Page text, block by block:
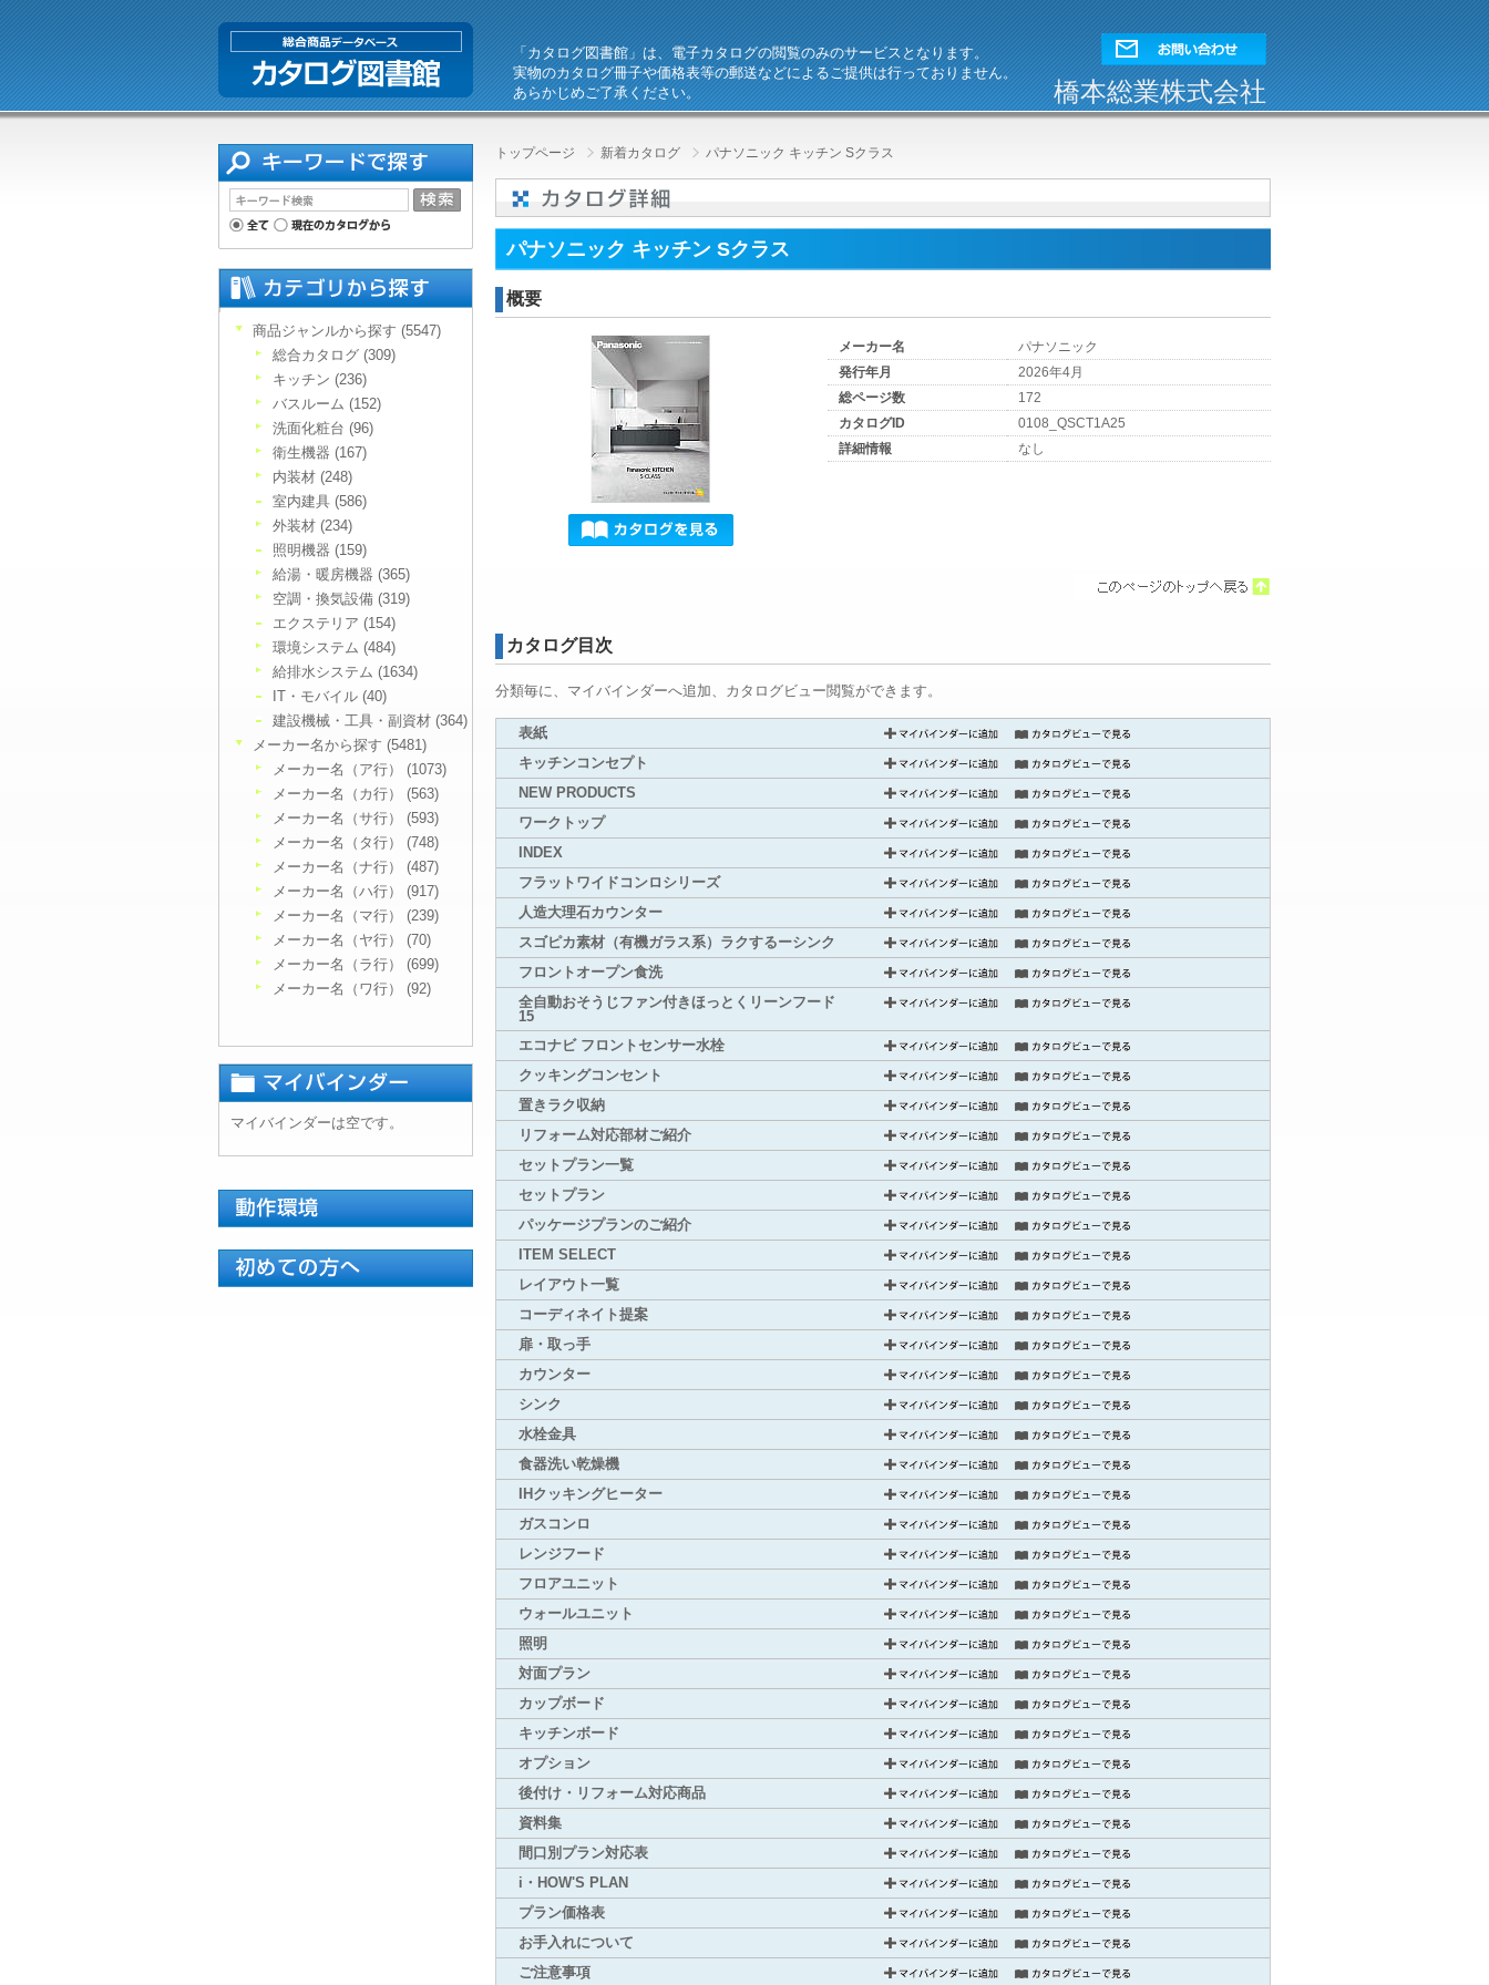
「カタログ図書館」は、電子カタログの閲覧のみのサービスとなります。
実物のカタログ冊子や価格表等の郵送などによるご提供は行っておりません。
あらかじめご了承ください。
橋本総業株式会社
トップページ 新着カタログ パナソニック キッチン Sクラス
パナソニック キッチン Sクラス
概要
メーカー名
パナソニック
発行年月
2026年4月
総ページ数
172
カタログID
0108_QSCT1A25
詳細情報
なし
カタログ目次
分類毎に、マイバインダーへ追加、カタログビュー閲覧ができます。
表紙
キッチンコンセプト
NEW PRODUCTS
ワークトップ
INDEX
フラットワイドコンロシリーズ
人造大理石カウンター
スゴピカ素材（有機ガラス系）ラクするーシンク
フロントオープン食洗
全自動おそうじファン付きほっとくリーンフード
15
エコナビ フロントセンサー水栓
クッキングコンセント
置きラク収納
リフォーム対応部材ご紹介
セットプラン一覧
セットプラン
パッケージプランのご紹介
ITEM SELECT
レイアウト一覧
コーディネイト提案
扉・取っ手
カウンター
シンク
水栓金具
食器洗い乾燥機
IHクッキングヒーター
ガスコンロ
レンジフード
フロアユニット
ウォールユニット
照明
対面プラン
カップボード
キッチンボード
オプション
後付け・リフォーム対応商品
資料集
間口別プラン対応表
i・HOW'S PLAN
プラン価格表
お手入れについて
ご注意事項
商品ジャンルから探す (5547)
総合カタログ (309)
キッチン (236)
バスルーム (152)
洗面化粧台 (96)
衛生機器 (167)
内装材 (248)
室内建具 (586)
外装材 (234)
照明機器 (159)
給湯・暖房機器 (365)
空調・換気設備 (319)
エクステリア (154)
環境システム (484)
給排水システム (1634)
IT・モバイル (40)
建設機械・工具・副資材 (364)
メーカー名から探す (5481)
メーカー名（ア行） (1073)
メーカー名（カ行） (563)
メーカー名（サ行） (593)
メーカー名（タ行） (748)
メーカー名（ナ行） (487)
メーカー名（ハ行） (917)
メーカー名（マ行） (239)
メーカー名（ヤ行） (70)
メーカー名（ラ行） (699)
メーカー名（ワ行） (92)
マイバインダーは空です。